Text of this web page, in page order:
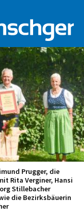
Prugger, die
Rita Verginer, Hansi
Stillebacher
die Bezirksbäuerin